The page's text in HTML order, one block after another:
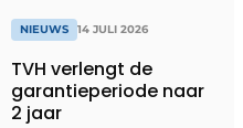
NIEUWS 14 JULI 2026
TVH verlengt de
garantieperiode naar
2 jaar